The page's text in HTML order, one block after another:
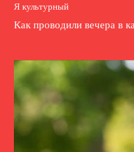
Я культурный
Как проводили вечера в